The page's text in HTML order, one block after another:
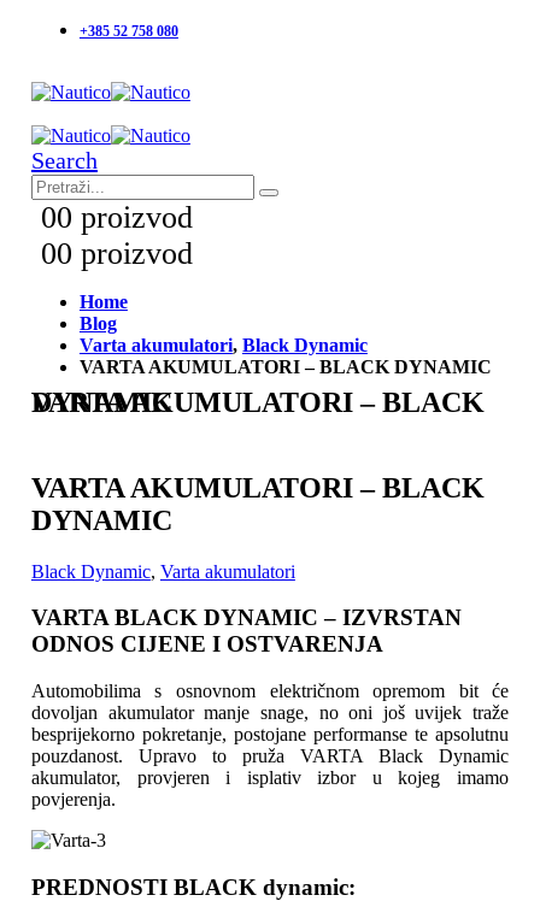
+385 52 758 080
Search
00 proizvod
00 proizvod
Home
Blog
Varta akumulatori, Black Dynamic
VARTA AKUMULATORI – BLACK DYNAMIC
VARTA AKUMULATORI – BLACK DYNAMIC
VARTA AKUMULATORI – BLACK
DYNAMIC
Black Dynamic, Varta akumulatori
VARTA BLACK DYNAMIC – IZVRSTAN
ODNOS CIJENE I OSTVARENJA
Automobilima s osnovnom električnom opremom bit će
dovoljan akumulator manje snage, no oni još uvijek traže
besprijekorno pokretanje, postojane performanse te apsolutnu
pouzdanost. Upravo to pruža VARTA Black Dynamic
akumulator, provjeren i isplativ izbor u kojeg imamo
povjerenja.
PREDNOSTI BLACK dynamic: